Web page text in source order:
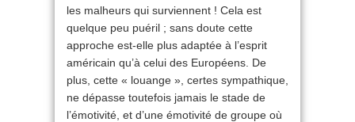
les malheurs qui surviennent ! Cela est
quelque peu puéril ; sans doute cette
approche est-elle plus adaptée à l’esprit
américain qu’à celui des Européens. De
plus, cette « louange », certes sympathique,
ne dépasse toutefois jamais le stade de
l’émotivité, et d’une émotivité de groupe où